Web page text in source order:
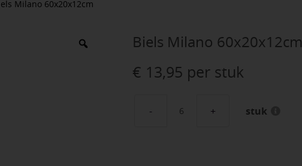
Milano 60x20x12cm
Biels Milano 60x20x12cm
€ 13,95 per stuk
Biels
stuk